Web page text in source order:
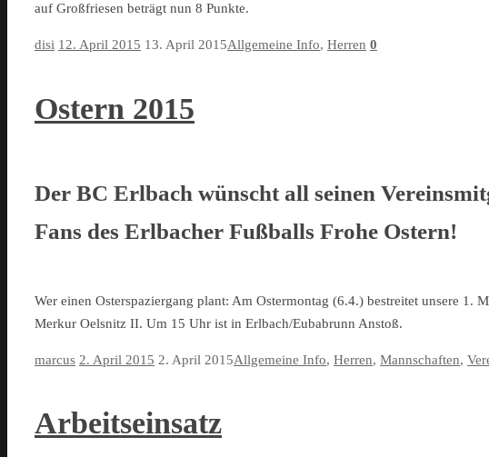
auf Großfriesen beträgt nun 8 Punkte.
disi 12. April 2015 13. April 2015Allgemeine Info, Herren 0
Ostern 2015
Der BC Erlbach wünscht all seinen
Fans des Erlbacher Fußballs Frohe Ostern!
Wer einen Osterspaziergang plant: Am Ostermontag (6.4.) bestreitet unsere 1.
Merkur Oelsnitz II. Um 15 Uhr ist in Erlbach/Eubabrunn Anstoß.
marcus 2. April 2015 2. April 2015Allgemeine Info, Herren, Mannschaften,
Arbeitseinsatz